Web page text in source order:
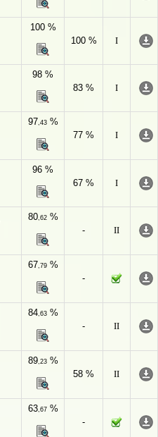
100 %
100 %
I
98 %
83 %
I
97,43%
77 %
I
96 %
67 %
I
80,62%
-
II
67,79%
-
84,63%
-
II
89,23%
58 %
II
63,67%
-